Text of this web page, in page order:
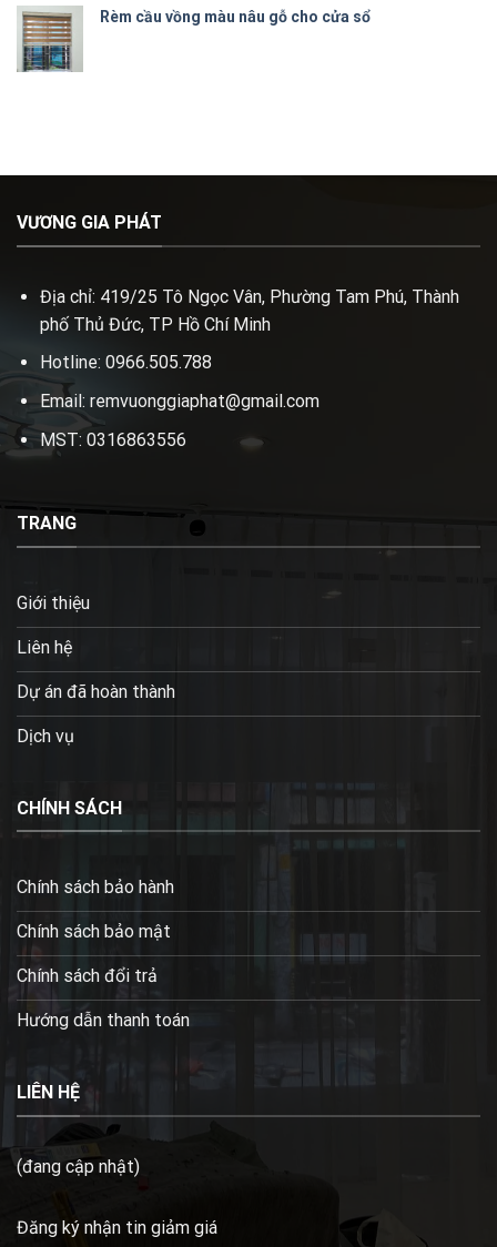
5 sao
Rèm cầu vồng màu nâu gỗ cho cửa sổ
VƯƠNG GIA PHÁT
Địa chỉ: 419/25 Tô Ngọc Vân, Phường Tam Phú, Thành
phố Thủ Đức, TP Hồ Chí Minh
Hotline: 0966.505.788
Email: remvuonggiaphat@gmail.com
MST: 0316863556
TRANG
Giới thiệu
Liên hệ
Dự án đã hoàn thành
Dịch vụ
CHÍNH SÁCH
Chính sách bảo hành
Chính sách bảo mật
Chính sách đổi trả
Hướng dẫn thanh toán
LIÊN HỆ
(đang cập nhật)
Đăng ký nhận tin giảm giá